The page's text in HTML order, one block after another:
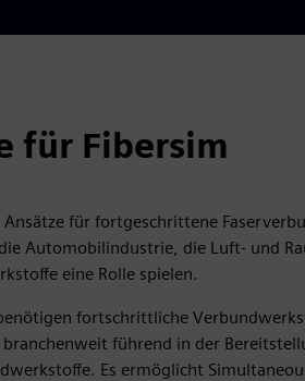
für Fibersim
für fortgeschrittene
Automobilindustrie, die Luft- und
eine Rolle spielen.
fortschrittliche
führend in der
Es ermöglicht